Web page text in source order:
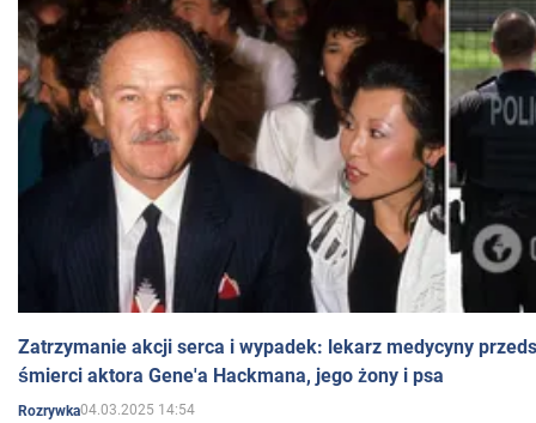
Zatrzymanie akcji serca i wypadek: lekarz medycyny
śmierci aktora Gene'a Hackmana, jego żony i psa
Rozrywka04.03.2025 14:54